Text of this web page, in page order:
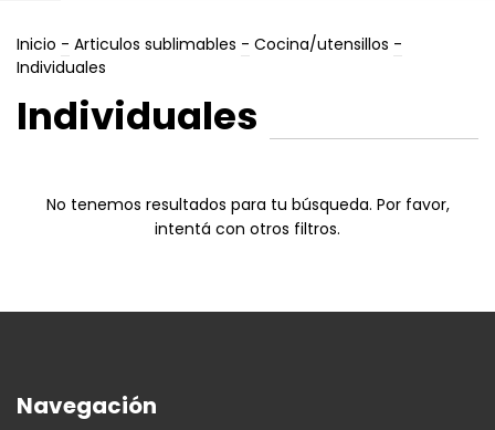
Inicio - Articulos sublimables - Cocina/utensillos -
Individuales
Individuales
No tenemos resultados para tu búsqueda. Por favor,
intentá con otros filtros.
Navegación